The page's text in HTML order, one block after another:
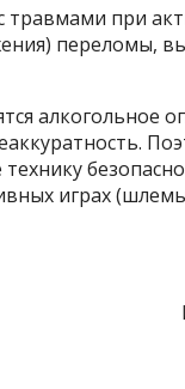
травмами при
переломы,
алкогольное
играх